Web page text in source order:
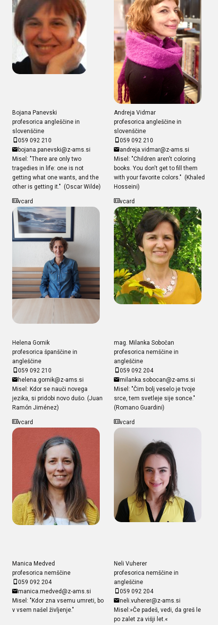
Bojana Panevski
profesorica angleščine in
slovenščine
059 092 210
bojana.panevski@z-ams.si
Misel: "There are only two
tragedies in life: one is not
getting what one wants, and the
other is getting it." (Oscar Wilde)
Andreja Vidmar
profesorica angleščine in
slovenščine
059 092 210
andreja.vidmar@z-ams.si
Misel: "Children aren't coloring
books. You don't get to fill them
with your favorite colors." (Khaled
Hosseini)
vcard
Helena Gornik
profesorica španščine in
angleščine
059 092 210
helena.gornik@z-ams.si
Misel: Kdor se nauči novega
jezika, si pridobi novo dušo. (Juan
Ramón Jiménez)
vcard
mag. Milanka Sobočan
profesorica nemščine in
angleščine
059 092 204
milanka.sobocan@z-ams.si
Misel: "Čim bolj veselo je tvoje
srce, tem svetleje sije sonce."
(Romano Guardini)
vcard
Manica Medved
profesorica nemščine
059 092 204
manica.medved@z-ams.si
Misel: "Kdor zna vsemu umreti, bo
v vsem našel življenje."
vcard
Neli Vuherer
profesorica nemščine in
angleščine
059 092 204
neli.vuherer@z-ams.si
Misel:»Če padeš, vedi, da greš le
po zalet za višji let.«